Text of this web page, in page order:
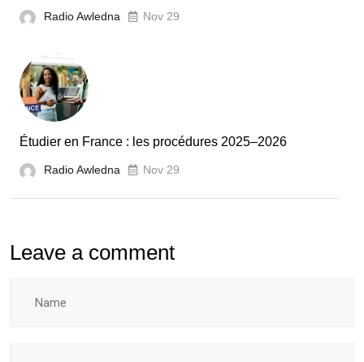
et
écoles
Radio Awledna Nov 29
Étudier en France : les procédures 2025–2026
Radio Awledna Nov 29
Leave a comment